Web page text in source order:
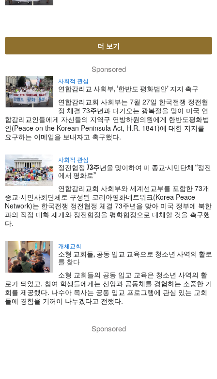
더 보기
Sponsored
사회적 관심
연합감리교 사회부, ‘한반도 평화법안’ 지지 촉구
연합감리교회 사회부는 7월 27일 한국전쟁 정전협
정 체결 73주년과 다가오는 광복절을 맞아 미국 연
합감리교인들에게 자신들의 지역구 연방하원의원에게 한반도평화법
안(Peace on the Korean Peninsula Act, H.R. 1841)에 대한 지지를
요구하는 이메일을 보내자고 촉구했다.
사회적 관심
정전협정 73주년을 맞이하여 미 종교·시민단체 “정전
에서 평화로”
연합감리교회 사회부와 세계선교부를 포함한 73개
종교·시민사회단체로 구성된 코리아평화네트워크(Korea Peace
Network)는 한국전쟁 정전협정 체결 73주년을 맞아 미국 정부에 북한
과의 직접 대화 재개와 정전협정을 평화협정으로 대체할 것을 촉구했
다.
개체교회
소형 교회들, 공동 입교 교육으로 청소년 사역의 활로
를 찾다
소형 교회들의 공동 입교 교육은 청소년 사역의 활
로가 되었고, 참여 학생들에게는 신앙과 공동체를 경험하는 소중한 기
회를 제공했다. 나수아 목사는 공동 입교 프로그램에 관심 있는 교회
들에 경험을 기꺼이 나누겠다고 전했다.
Sponsored